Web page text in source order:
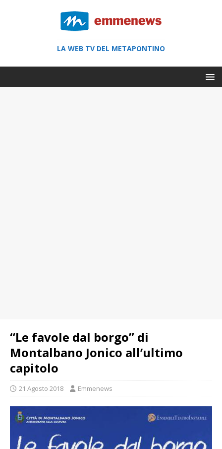
LA WEB TV DEL METAPONTINO
“Le favole dal borgo” di
Montalbano Jonico all’ultimo
capitolo
21 Agosto 2018 Emmenews